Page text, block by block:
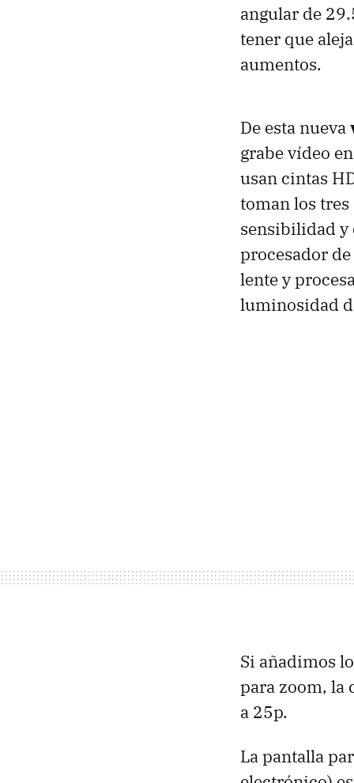
angular de
tener que
aumentos.
De esta nueva
grabe vídeo
usan cintas
toman los tres
sensibilidad y
procesador
lente y
luminosidad
Si añadimos
para zoom, la
a 25p.
La pantalla